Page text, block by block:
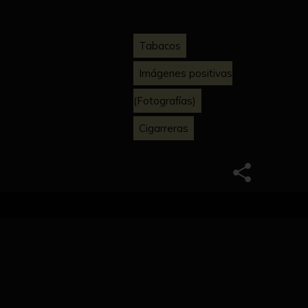
Tabacos
Imágenes positivas
(Fotografías)
Cigarreras